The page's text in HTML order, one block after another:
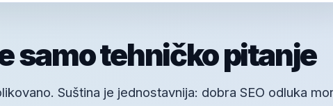
samo tehničko pitanje
Suština je jednostavnija: dobra SEO odluka